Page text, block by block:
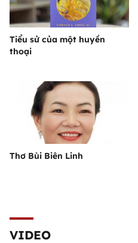
Tiểu sử của một huyền
thoại
Thơ Bùi Biên Linh
VIDEO